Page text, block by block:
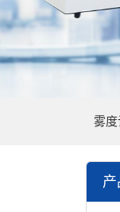
雾度
产